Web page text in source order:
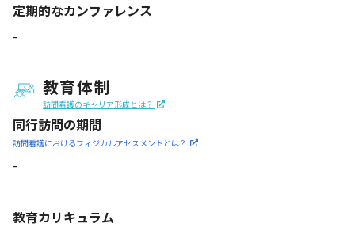
定期的なカンファレンス
-
教育体制
訪問看護のキャリア形成とは？
同行訪問の期間
訪問看護におけるフィジカルアセスメントとは？
-
教育カリキュラム